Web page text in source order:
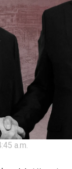
a.m.